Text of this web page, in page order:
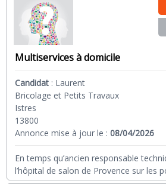
Multiservices à domicile
Candidat : Laurent
Bricolage et Petits Travaux
Istres
13800
Annonce mise à jour le :08/04/2026
En temps qu’ancien responsable
l’hôpital de salon de Provence sur les